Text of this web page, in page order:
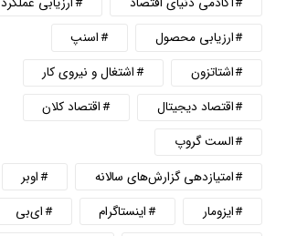
ارزیابی محصول
اسنپ
اشتاتزون
اشتغال و نیروی کار
اقتصاد دیجیتال
اقتصاد کلان
الست گروپ
امتیازدهی گزارش‌های سالانه
اوبر
ایزومار
اینستاگرام
ای‌بی